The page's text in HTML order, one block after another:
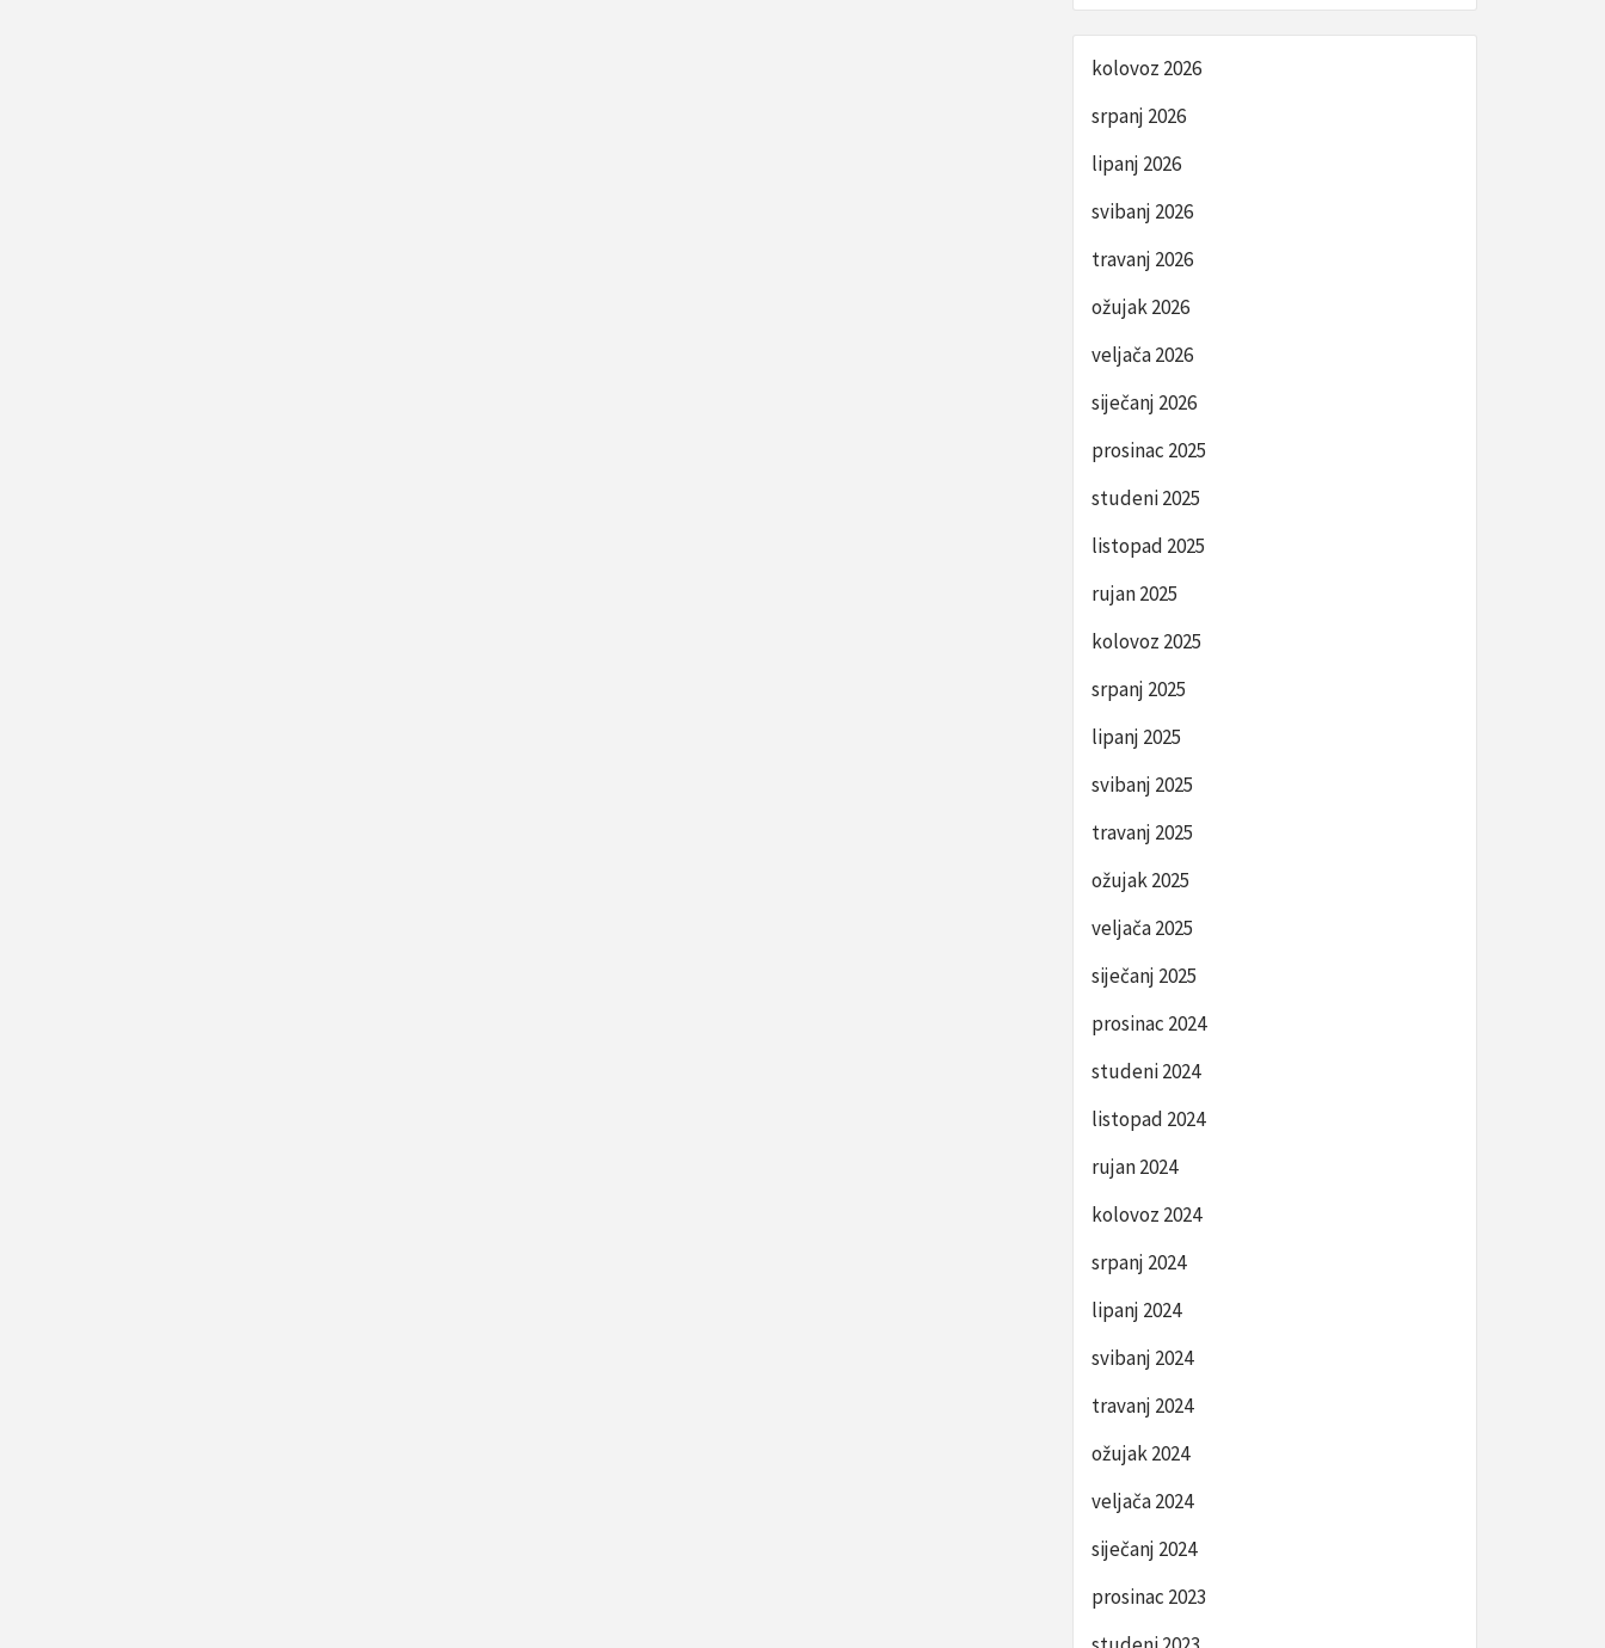
kolovoz 2026
srpanj 2026
lipanj 2026
svibanj 2026
travanj 2026
ožujak 2026
veljača 2026
siječanj 2026
prosinac 2025
studeni 2025
listopad 2025
rujan 2025
kolovoz 2025
srpanj 2025
lipanj 2025
svibanj 2025
travanj 2025
ožujak 2025
veljača 2025
siječanj 2025
prosinac 2024
studeni 2024
listopad 2024
rujan 2024
kolovoz 2024
srpanj 2024
lipanj 2024
svibanj 2024
travanj 2024
ožujak 2024
veljača 2024
siječanj 2024
prosinac 2023